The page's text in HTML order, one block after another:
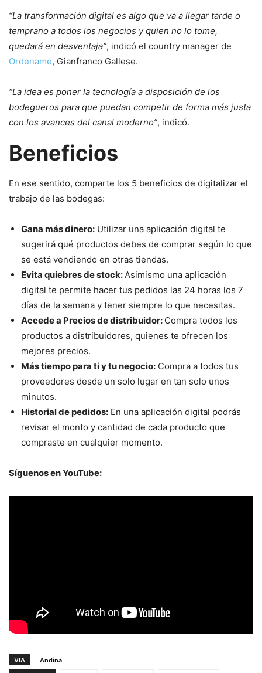
“La transformación digital es algo que va a llegar tarde o
temprano a todos los negocios y quien no lo tome,
quedará en desventaja”, indicó el country manager de
Ordename, Gianfranco Gallese.
“La idea es poner la tecnología a disposición de los
bodegueros para que puedan competir de forma más justa
con los avances del canal moderno”, indicó.
Beneficios
En ese sentido, comparte los 5 beneficios de digitalizar el
trabajo de las bodegas:
Gana más dinero: Utilizar una aplicación digital te
sugerirá qué productos debes de comprar según lo que
se está vendiendo en otras tiendas.
Evita quiebres de stock:Asimismo una aplicación
digital te permite hacer tus pedidos las 24 horas los 7
días de la semana y tener siempre lo que necesitas.
Accede a Precios de distribuidor: Compra todos los
productos a distribuidores, quienes te ofrecen los
mejores precios.
Más tiempo para ti y tu negocio: Compra a todos tus
proveedores desde un solo lugar en tan solo unos
minutos.
Historial de pedidos: En una aplicación digital podrás
revisar el monto y cantidad de cada producto que
compraste en cualquier momento.
Síguenos en YouTube:
VIA
Andina